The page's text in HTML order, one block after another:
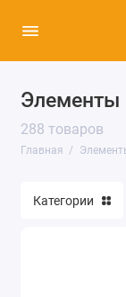
Элементы
288 товаров
Главная
Категории